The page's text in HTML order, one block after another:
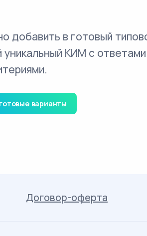
добавить в готовый
уникальный КИМ с
варианты
Договор-оферта